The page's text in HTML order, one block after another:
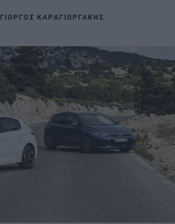
ΓΙΩΡΓΟΣ ΚΑΡΑΓΙΩΡΓΑΚΗΣ